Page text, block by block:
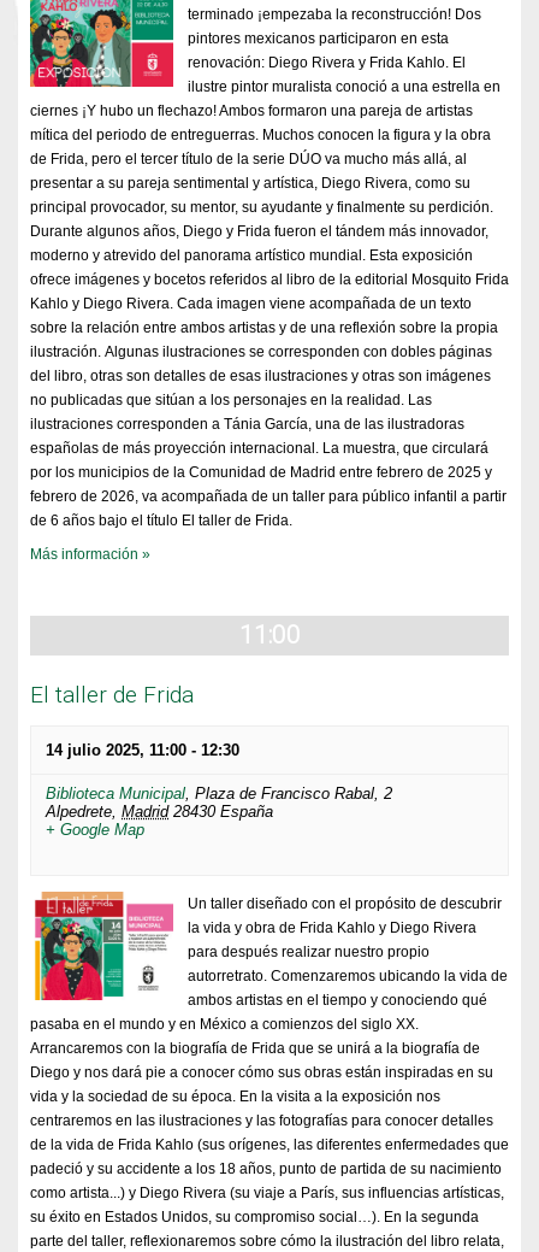
terminado ¡empezaba la reconstrucción! Dos
pintores mexicanos participaron en esta
renovación: Diego Rivera y Frida Kahlo. El
ilustre pintor muralista conoció a una estrella en
ciernes ¡Y hubo un flechazo! Ambos formaron una pareja de artistas
mítica del periodo de entreguerras. Muchos conocen la figura y la obra
de Frida, pero el tercer título de la serie DÚO va mucho más allá, al
presentar a su pareja sentimental y artística, Diego Rivera, como su
principal provocador, su mentor, su ayudante y finalmente su perdición.
Durante algunos años, Diego y Frida fueron el tándem más innovador,
moderno y atrevido del panorama artístico mundial. Esta exposición
ofrece imágenes y bocetos referidos al libro de la editorial Mosquito Frida
Kahlo y Diego Rivera. Cada imagen viene acompañada de un texto
sobre la relación entre ambos artistas y de una reflexión sobre la propia
ilustración. Algunas ilustraciones se corresponden con dobles páginas
del libro, otras son detalles de esas ilustraciones y otras son imágenes
no publicadas que sitúan a los personajes en la realidad. Las
ilustraciones corresponden a Tánia García, una de las ilustradoras
españolas de más proyección internacional. La muestra, que circulará
por los municipios de la Comunidad de Madrid entre febrero de 2025 y
febrero de 2026, va acompañada de un taller para público infantil a partir
de 6 años bajo el título El taller de Frida.
Más información »
11:00
El taller de Frida
14 julio 2025, 11:00 - 12:30
Biblioteca Municipal, Plaza de Francisco Rabal, 2
Alpedrete, Madrid 28430 España
+ Google Map
Un taller diseñado con el propósito de descubrir
la vida y obra de Frida Kahlo y Diego Rivera
para después realizar nuestro propio
autorretrato. Comenzaremos ubicando la vida de
ambos artistas en el tiempo y conociendo qué
pasaba en el mundo y en México a comienzos del siglo XX.
Arrancaremos con la biografía de Frida que se unirá a la biografía de
Diego y nos dará pie a conocer cómo sus obras están inspiradas en su
vida y la sociedad de su época. En la visita a la exposición nos
centraremos en las ilustraciones y las fotografías para conocer detalles
de la vida de Frida Kahlo (sus orígenes, las diferentes enfermedades que
padeció y su accidente a los 18 años, punto de partida de su nacimiento
como artista...) y Diego Rivera (su viaje a París, sus influencias artísticas,
su éxito en Estados Unidos, su compromiso social…). En la segunda
parte del taller, reflexionaremos sobre cómo la ilustración del libro relata,